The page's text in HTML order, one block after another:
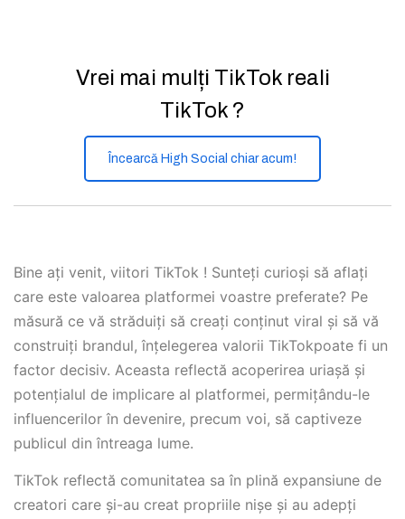
Vrei mai mulți TikTok reali
TikTok ?
Încearcă High Social chiar acum!
Bine ați venit, viitori TikTok ! Sunteți curioși să aflați
care este valoarea platformei voastre preferate? Pe
măsură ce vă străduiți să creați conținut viral și să vă
construiți brandul, înțelegerea valorii TikTokpoate fi un
factor decisiv. Aceasta reflectă acoperirea uriașă și
potențialul de implicare al platformei, permițându-le
influencerilor în devenire, precum voi, să captiveze
publicul din întreaga lume.
TikTok reflectă comunitatea sa în plină expansiune de
creatori care și-au creat propriile nișe și au adepți